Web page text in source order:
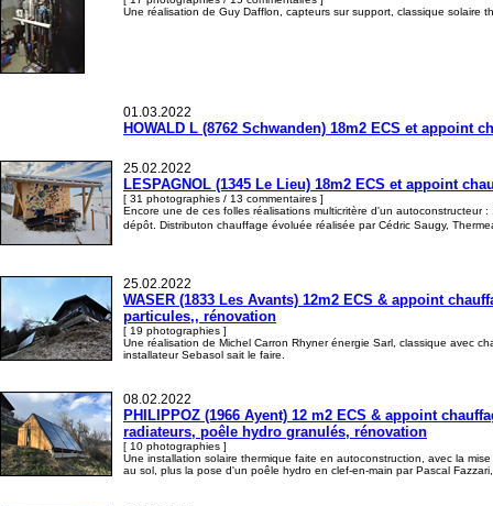
Une réalisation de Guy Dafflon, capteurs sur support, classique solaire
01.03.2022
HOWALD L (8762 Schwanden) 18m2 ECS et
25.02.2022
LESPAGNOL (1345 Le Lieu) 18m2 ECS et appoint
[ 31 photographies / 13 commentaires ]
Encore une de ces folles réalisations multicritère d'un
dépôt. Distributon chauffage évoluée réalisée par Cédric Saugy,
25.02.2022
WASER (1833 Les Avants) 12m2 ECS & appoint
particules,, rénovation
[ 19 photographies ]
Une réalisation de Michel Carron Rhyner énergie Sarl, classique avec
installateur Sebasol sait le faire.
08.02.2022
PHILIPPOZ (1966 Ayent) 12 m2 ECS & appoint
radiateurs, poêle hydro granulés, rénovation
[ 10 photographies ]
Une installation solaire thermique faite en autoconstruction, avec la
au sol, plus la pose d'un poêle hydro en clef-en-main par Pascal